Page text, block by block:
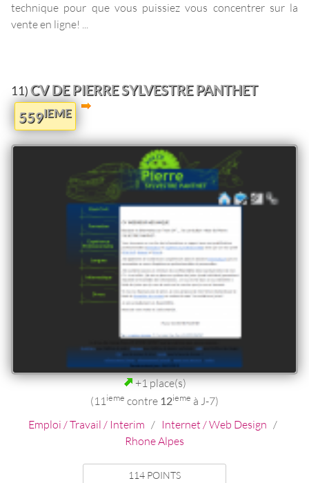
technique pour que vous puissiez vous concentrer sur la
vente en ligne! ...
11)CV DE PIERRE SYLVESTRE PANTHET
559IEME
+1 place(s)
(11 ieme contre 12ieme à J-7)
Emploi / Travail / Interim / Internet / Web Design /
Rhone Alpes
114 POINTS